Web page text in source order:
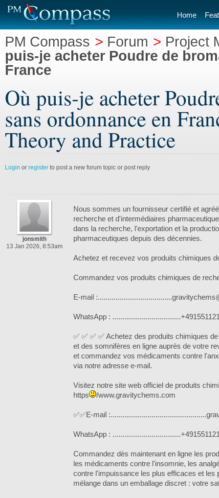
Home
PM Compass > Forum > Project
puis-je acheter Poudre de
France
Où puis-je acheter
sans ordonnance en
Theory and Practice
Login or register to post a new forum topic or post reply
jonsmith
13 Jan 2026, 8:53am
Nous sommes un fournisseur certifié et
recherche et d'intermédiaires
dans la recherche, l'exportation et la
pharmaceutiques depuis des décennies.
Achetez et recevez vos produits chimiques
Commandez vos produits chimiques de
E-mail
WhatsApp :
✅ ✅ ✅ ✅ Achetez des produits chimiques
et des somnifères en ligne auprès de votre
et commandez vos médicaments contre
via notre adresse e-mail.
Visitez notre site web officiel de produits
https
/www.gravitychems.com
✅✅E-mail
WhatsApp :
Commandez dès maintenant en ligne les
les médicaments contre l'insomnie, les
contre l'impuissance les plus efficaces et les
mélange dans un emballage discret : votre